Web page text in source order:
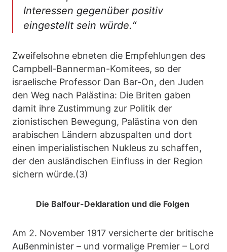
Interessen gegenüber positiv
eingestellt sein würde.“
Zweifelsohne ebneten die Empfehlungen des
Campbell-Bannerman-Komitees, so der
israelische Professor Dan Bar-On, den Juden
den Weg nach Palästina: Die Briten gaben
damit ihre Zustimmung zur Politik der
zionistischen Bewegung, Palästina von den
arabischen Ländern abzuspalten und dort
einen imperialistischen Nukleus zu schaffen,
der den ausländischen Einfluss in der Region
sichern würde.(3)
Die Balfour-Deklaration und die Folgen
Am 2. November 1917 versicherte der britische
Außenminister – und vormalige Premier – Lord